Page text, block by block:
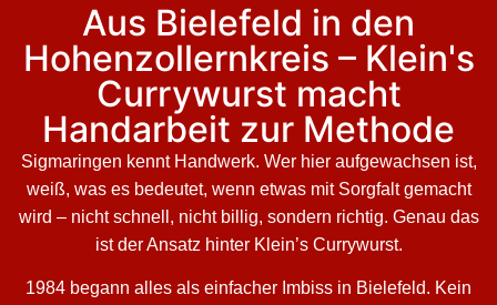
Aus Bielefeld in den
Hohenzollernkreis – Klein's
Currywurst macht
Handarbeit zur Methode
Sigmaringen kennt Handwerk. Wer hier aufgewachsen ist,
weiß, was es bedeutet, wenn etwas mit Sorgfalt gemacht
wird – nicht schnell, nicht billig, sondern richtig. Genau das
ist der Ansatz hinter Klein’s Currywurst.
1984 begann alles als einfacher Imbiss in Bielefeld. Kein